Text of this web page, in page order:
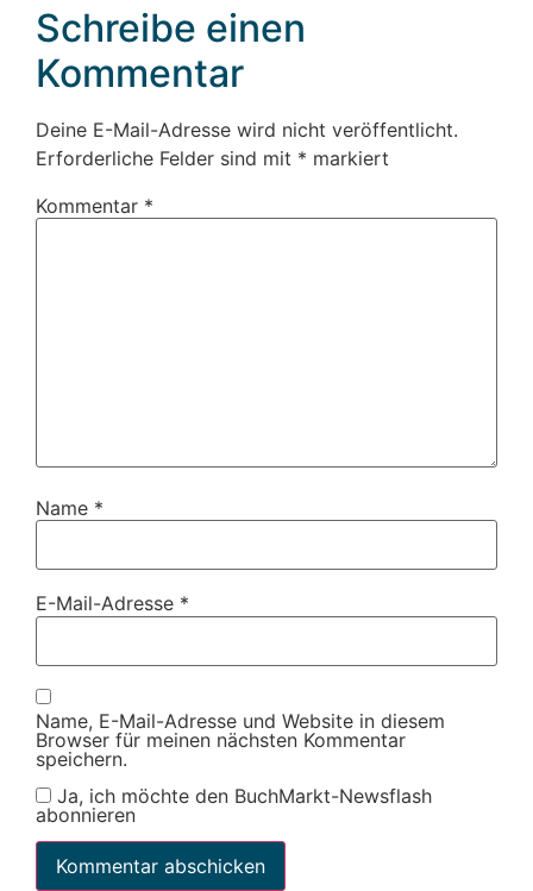
Schreibe einen
Kommentar
Deine E-Mail-Adresse wird nicht veröffentlicht.
Erforderliche Felder sind mit * markiert
Kommentar *
Name *
E-Mail-Adresse *
Name, E-Mail-Adresse und Website in diesem
Browser für meinen nächsten Kommentar
speichern.
Ja, ich möchte den BuchMarkt-Newsflash
abonnieren